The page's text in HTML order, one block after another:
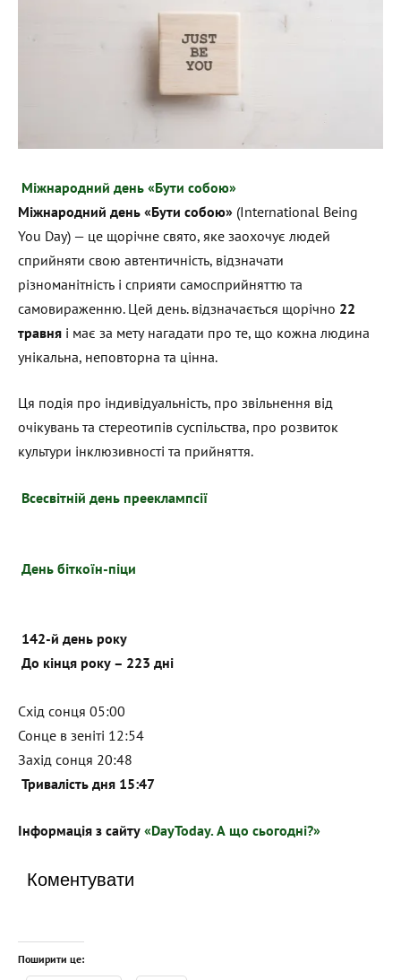
Міжнародний день «Бути собою»
Міжнародний день «Бути собою» (International Being
You Day) — це щорічне свято, яке заохочує людей
сприйняти свою автентичність, відзначати
різноманітність і сприяти самосприйняттю та
самовираженню. Цей день. відзначається щорічно 22
травня і має за мету нагадати про те, що кожна людина
унікальна, неповторна та цінна.
Ця подія про індивідуальність, про звільнення від
очікувань та стереотипів суспільства, про розвиток
культури інклюзивності та прийняття.
Всесвітній день прееклампсії
День біткоїн-піци
142-й день року
До кінця року – 223 дні
Схід сонця 05:00
Сонце в зеніті 12:54
Захід сонця 20:48
Тривалість дня 15:47
Інформація з сайту «DayToday. А що сьогодні?»
Коментувати
Поширити це: